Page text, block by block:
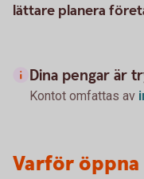
lättare planera
Dina pengar är
Kontot omfattas av
Varför